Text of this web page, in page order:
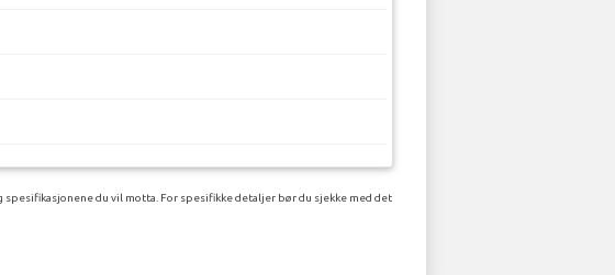
du vil motta. For spesifikke detaljer bør du sjekke med det